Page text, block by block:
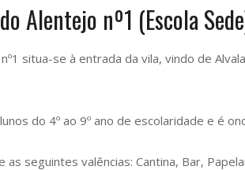
Alentejo nº1 (Escola
situa-se à entrada da vila, vindo de
do 4º ao 9º ano de escolaridade e é
seguintes valências: Cantina, Bar,